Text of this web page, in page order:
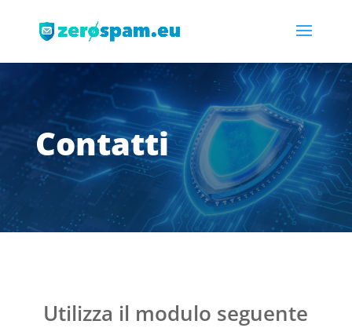
Contatti
Utilizza il modulo seguente